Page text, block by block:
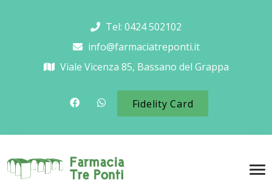
Tel: 0424 502102
info@farmaciatreponti.it
Viale Vicenza 85, Bassano del Grappa
Fidelity Card